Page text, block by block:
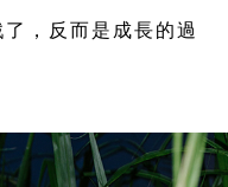
，反而是成長的過